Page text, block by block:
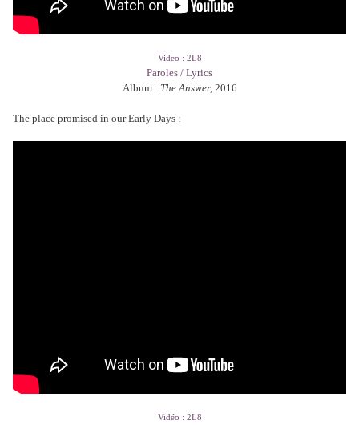
Video : 2L8
Paroles / Lyrics
Album : The Answer,2016
The place promised in our Early Days :
Vidéo : 2L8